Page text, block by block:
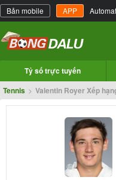
Bản mobile APP
Tỷ số trực tuyến
Tennis > Valentin Royer Xếp